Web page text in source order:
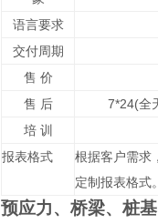
语言要求
交付周期
售 价
售 后
7*24(全
培 训
报表格式
根据客户需求，
定制报表格式。
预应力、桥梁、桩